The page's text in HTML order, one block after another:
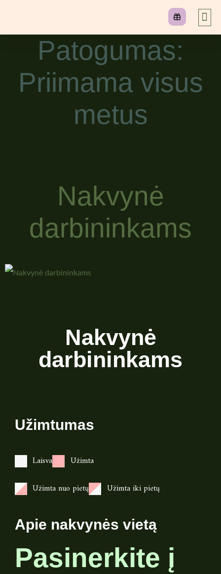
Patogumas:
Priimama visus
metus
Nakvynė
darbininkams
Nakvynė
darbininkams
Užimtumas
Laisva
Užimta
Užimta nuo pietų
Užimta iki pietų
Apie nakvynės vietą
Pasinerkite į